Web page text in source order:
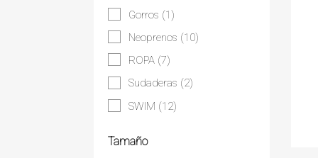
Gorros (1)
Neoprenos (10)
ROPA (7)
Sudaderas (2)
SWIM (12)
Tamaño